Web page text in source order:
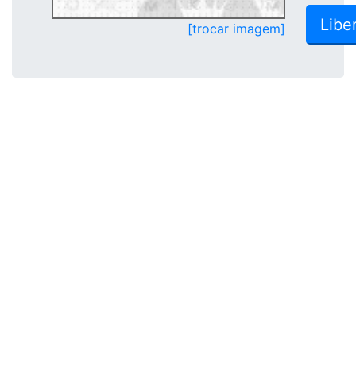
[trocar imagem]